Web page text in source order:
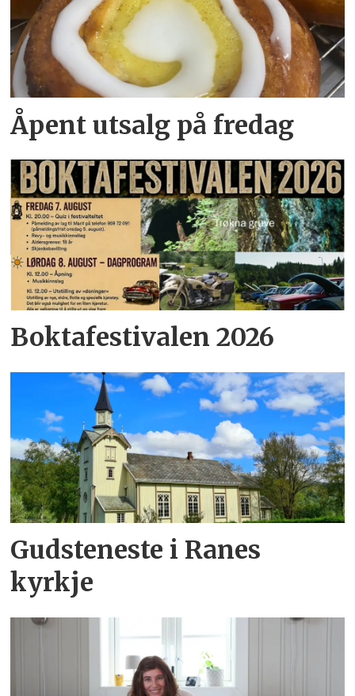
Åpent utsalg på fredag
Boktafestivalen 2026
Gudsteneste i Ranes
kyrkje